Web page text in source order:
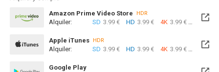
Amazon Prime Video Store HDR
Alquiler: SD 3.99 € HD 3.99 € 4K 3.99 €
Apple iTunes HDR
Alquiler: SD 3.99 € HD 3.99 € 4K 3.99 €
Google Play